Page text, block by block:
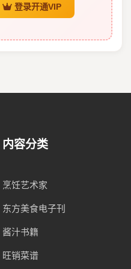
登录开通VIP
内容分类
烹饪艺术家
东方美食电子刊
酱汁书籍
旺销菜谱